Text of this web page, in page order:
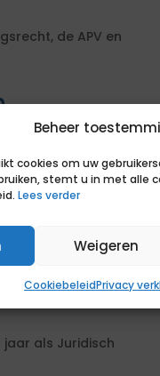
Beheer
cookies om uw
stemt u in met alle
Lees verder
Weigeren
CookiebeleidPrivacy
de APV en
in de richting
binnen
als Juridisch